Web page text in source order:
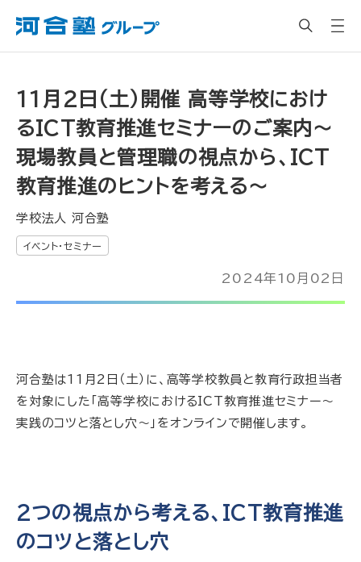
11月2日（土）開催 高等学校におけ
るICT教育推進セミナーのご案内～
現場教員と管理職の視点から、ICT
教育推進のヒントを考える～
学校法人 河合塾
イベント・セミナー
2024年10月02日
河合塾は11月2日（土）に、高等学校教員と教育行政担当者
を対象にした「高等学校におけるICT教育推進セミナー～
実践のコツと落とし穴～」をオンラインで開催します。
2つの視点から考える、ICT教育推進
のコツと落とし穴